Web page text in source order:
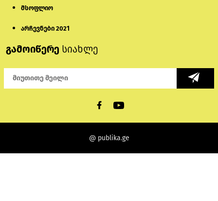
მსოფლიო
არჩევნები 2021
გამოიწერე სიახლე
@ publika.ge